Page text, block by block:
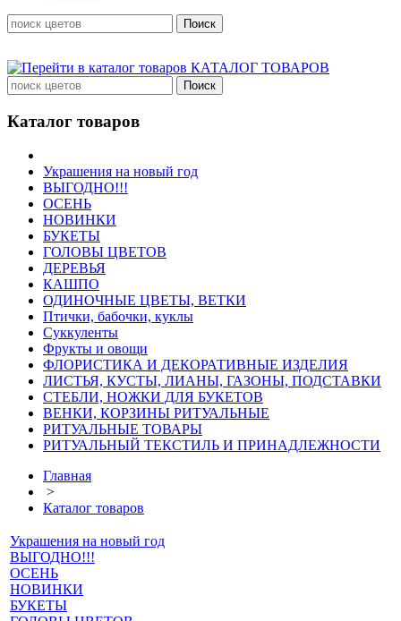
КАТАЛОГ ТОВАРОВ
Каталог товаров
Украшения на новый год
ВЫГОДНО!!!
ОСЕНЬ
НОВИНКИ
БУКЕТЫ
ГОЛОВЫ ЦВЕТОВ
ДЕРЕВЬЯ
КАШПО
ОДИНОЧНЫЕ ЦВЕТЫ, ВЕТКИ
Птички, бабочки, куклы
Суккуленты
Фрукты и овощи
ФЛОРИСТИКА И ДЕКОРАТИВНЫЕ ИЗДЕЛИЯ
ЛИСТЬЯ, КУСТЫ, ЛИАНЫ, ГАЗОНЫ, ПОДСТАВКИ
СТЕБЛИ, НОЖКИ ДЛЯ БУКЕТОВ
ВЕНКИ, КОРЗИНЫ РИТУАЛЬНЫЕ
РИТУАЛЬНЫЕ ТОВАРЫ
РИТУАЛЬНЫЙ ТЕКСТИЛЬ И ПРИНАДЛЕЖНОСТИ
Главная
>
Каталог товаров
Украшения на новый год
ВЫГОДНО!!!
ОСЕНЬ
НОВИНКИ
БУКЕТЫ